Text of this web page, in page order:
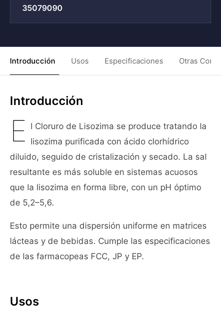
35079090
Introducción Usos Especificaciones Otras
Introducción
E l Cloruro de Lisozima se produce tratando la
lisozima purificada con ácido clorhídrico
diluido, seguido de cristalización y secado. La sal
resultante es más soluble en sistemas acuosos
que la lisozima en forma libre, con un pH óptimo
de 5,2–5,6.
Esto permite una dispersión uniforme en matrices
lácteas y de bebidas. Cumple las especificaciones
de las farmacopeas FCC, JP y EP.
Usos